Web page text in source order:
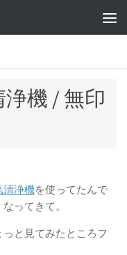
機 / 無印
清浄機を使ってたんで
ってきて。
と見てみたところフ